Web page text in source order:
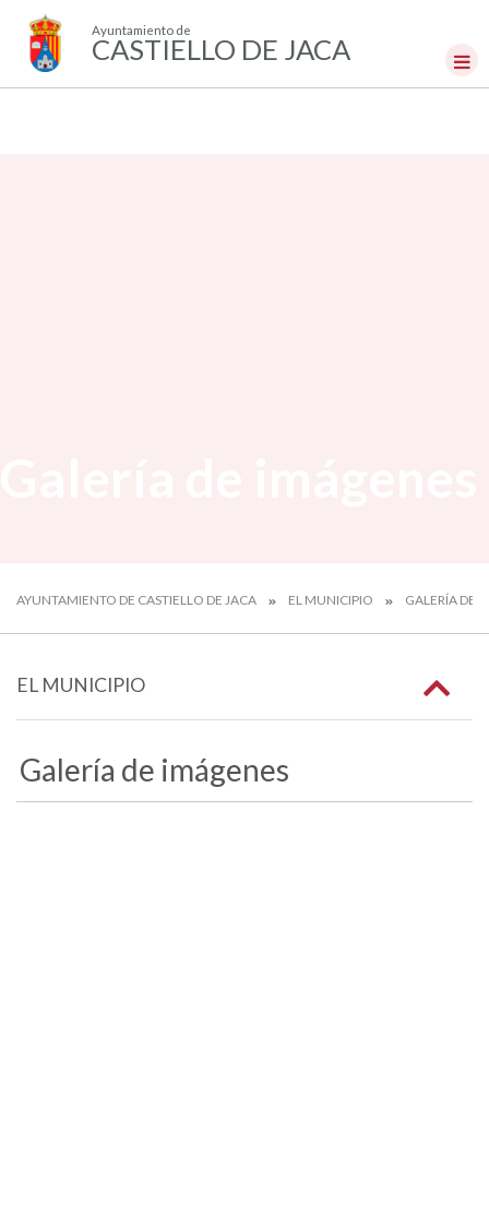
Ayuntamiento de
CASTIELLO DE JACA
AYUNTAMIENTO DE CASTIELLO DE JACA EL MUNICIPIO GALERÍA DE
EL MUNICIPIO
Galería de imágenes